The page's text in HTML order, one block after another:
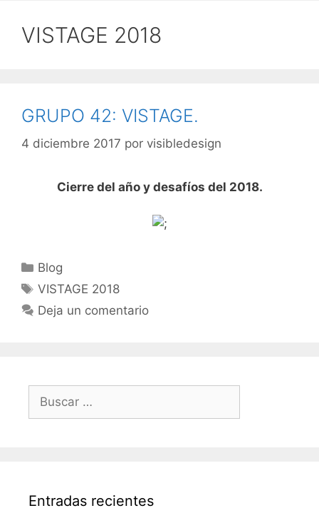
VISTAGE 2018
GRUPO 42: VISTAGE.
4 diciembre 2017 por visibledesign
Cierre del año y desafíos del 2018.
Blog
VISTAGE 2018
Deja un comentario
Entradas recientes